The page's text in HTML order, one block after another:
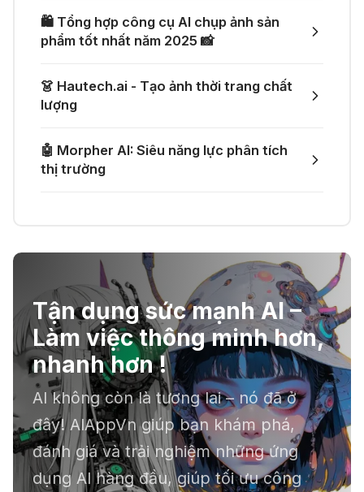
04 Thg 07 2026
🚀 Một GitHub Repository tổng hợp
gần như mọi API AI miễn phí
🎁 Mẹo nhận thêm 1 tháng ChatGPT
lực cho lập trình viên
🎙️ Notta.ai – Giải pháp chuyển file
ghi âm thành văn bản
anime 18+
☣️ Proxy by Convergence - AI
agent tự động hoá
📕 Kimi AI - Ứng dụng tóm tắt hàng
chục file dữ liệu
🛍️ Tổng hợp công cụ AI chụp ảnh sản
phẩm tốt nhất năm 2025 📸
👗 Hautech.ai - Tạo ảnh thời trang chất
lượng
🤖 Morpher AI: Siêu năng lực phân tích
thị trường
Tận dụng sức mạnh AI –
Làm việc thông minh hơn,
nhanh hơn !
AI không còn là tương lai – nó đã ở
đây! AIAppVn giúp bạn khám phá,
đánh giá và trải nghiệm những ứng
dụng AI hàng đầu, giúp tối ưu công